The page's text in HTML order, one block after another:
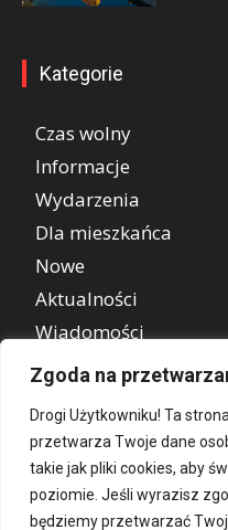
Zgoda na
Drogi Użytkowniku! Ta
przetwarza Twoje dane
takie jak pliki cookies, aby
poziomie. Jeśli wyrazisz
będziemy przetwarzać
Kategorie
Czas wolny
Informacje
Wydarzenia
Dla mieszkańca
Nowe
Aktualności
Wiadomości
REKLAMA